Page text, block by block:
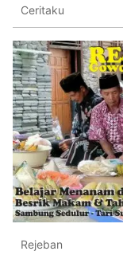
Ceritaku
Rejeban